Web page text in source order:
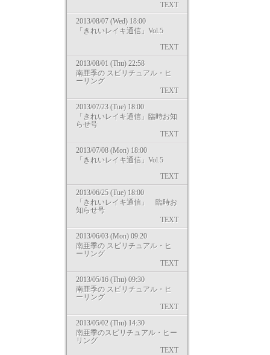
TEXT
2013/08/07 (Wed) 18:00
「きれいレイキ通信」Vol.5
TEXT
2013/08/01 (Thu) 22:58
南亜季の スピリチュアル・ヒ
ーリング
TEXT
2013/07/23 (Tue) 18:00
「きれいレイキ通信」臨時お知
らせ号
TEXT
2013/07/08 (Mon) 18:00
「きれいレイキ通信」Vol.5
TEXT
2013/06/25 (Tue) 18:00
「きれいレイキ通信」 臨時お
知らせ号
TEXT
2013/06/03 (Mon) 09:20
南亜季の スピリチュアル・ヒ
ーリング
TEXT
2013/05/16 (Thu) 09:30
南亜季の スピリチュアル・ヒ
ーリング
TEXT
2013/05/02 (Thu) 14:30
南亜季のスピリチュアル・ヒー
リング
TEXT